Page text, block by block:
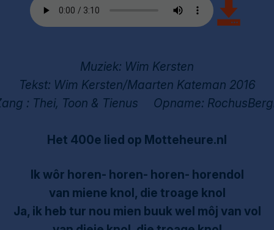
Muziek: Wim Kersten
Tekst: Wim Kersten/Maarten Kateman 2016
: Thei, Toon & Tienus Opname:
Het 400e lied op Motteheure.nl
Ik wôr horen- horen- horen- horendol
van miene knol, die troage knol
Ja, ik heb tur nou mien buuk wel môj van vol